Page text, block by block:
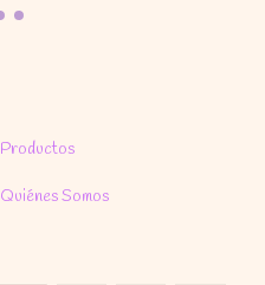
Productos
Quiénes Somos